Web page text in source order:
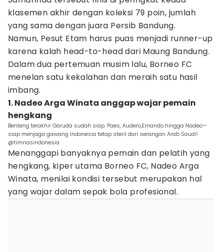
klasemen akhir dengan koleksi 79 poin, jumlah
yang sama dengan juara Persib Bandung.
Namun, Pesut Etam harus puas menjadi runner-up
karena kalah head-to-head dari Maung Bandung.
Dalam dua pertemuan musim lalu, Borneo FC
menelan satu kekalahan dan meraih satu hasil
imbang.
1. Nadeo Arga Winata anggap wajar pemain
hengkang
Benteng terakhir Garuda sudah siap. Paes, Audero,Ernando hingga Nadeo—
siap menjaga gawang Indonesia tetap steril dari serangan Arab Saudi!
@timnasindonesia
Menanggapi banyaknya pemain dan pelatih yang
hengkang, kiper utama Borneo FC, Nadeo Arga
Winata, menilai kondisi tersebut merupakan hal
yang wajar dalam sepak bola profesional.